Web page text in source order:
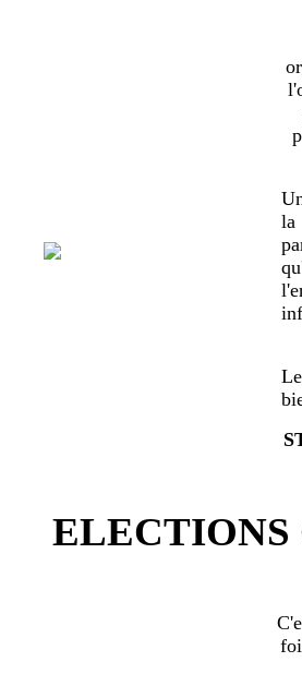
ELECTIONS